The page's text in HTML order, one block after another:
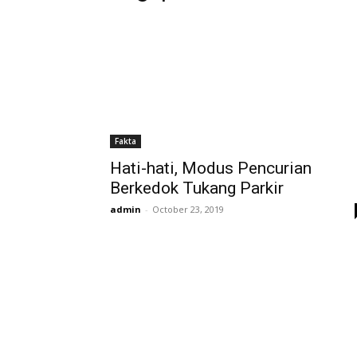
Fakta
Hati-hati, Modus Pencurian
Berkedok Tukang Parkir
admin - October 23, 2019